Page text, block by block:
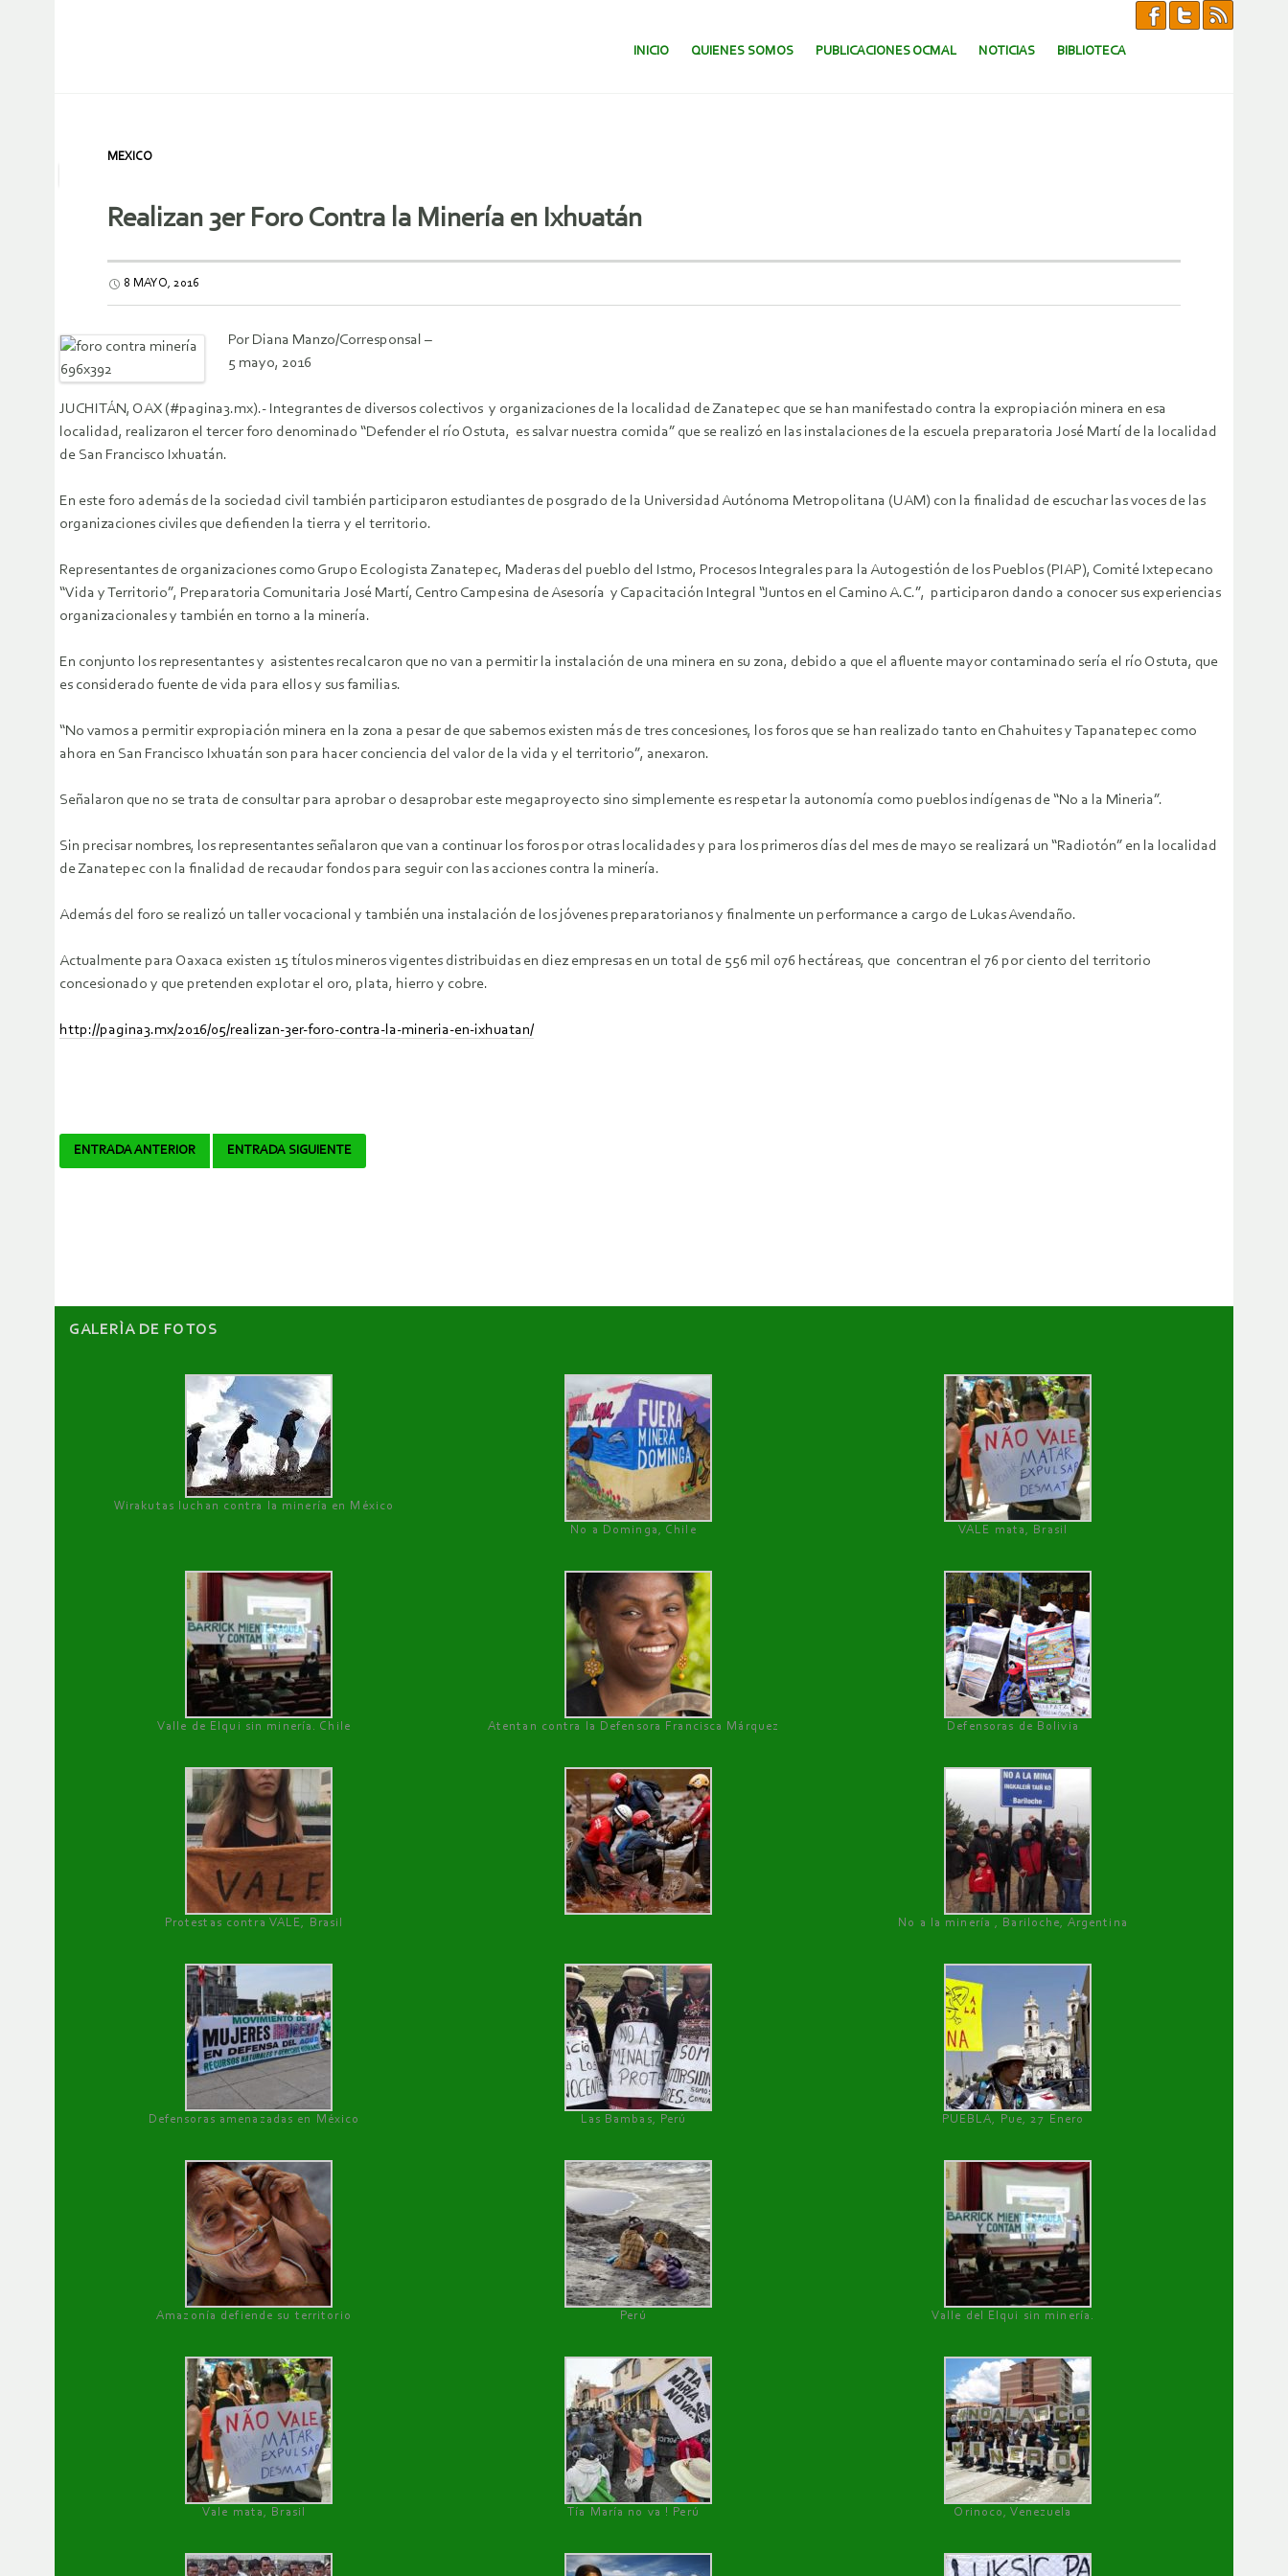
SALTAR AL CONTENIDO.
INICIO QUIENES SOMOS PUBLICACIONES OCMAL NOTICIAS BIBLIOTECA
MEXICO
Realizan 3er Foro Contra la Minería en Ixhuatán
8 MAYO, 2016
Por Diana Manzo/Corresponsal –
5 mayo, 2016
JUCHITÁN, OAX (#pagina3.mx).- Integrantes de diversos colectivos y organizaciones de la localidad de Zanatepec que se han manifestado contra la expropiación minera en esa
localidad, realizaron el tercer foro denominado “Defender el río Ostuta, es salvar nuestra comida” que se realizó en las instalaciones de la escuela preparatoria José Martí de la localidad
de San Francisco Ixhuatán.
En este foro además de la sociedad civil también participaron estudiantes de posgrado de la Universidad Autónoma Metropolitana (UAM) con la finalidad de escuchar las voces de las
organizaciones civiles que defienden la tierra y el territorio.
Representantes de organizaciones como Grupo Ecologista Zanatepec, Maderas del pueblo del Istmo, Procesos Integrales para la Autogestión de los Pueblos (PIAP), Comité Ixtepecano
“Vida y Territorio”, Preparatoria Comunitaria José Martí, Centro Campesina de Asesoría y Capacitación Integral “Juntos en el Camino A.C.”, participaron dando a conocer sus experiencias
organizacionales y también en torno a la minería.
En conjunto los representantes y asistentes recalcaron que no van a permitir la instalación de una minera en su zona, debido a que el afluente mayor contaminado sería el río Ostuta, que
es considerado fuente de vida para ellos y sus familias.
“No vamos a permitir expropiación minera en la zona a pesar de que sabemos existen más de tres concesiones, los foros que se han realizado tanto en Chahuites y Tapanatepec como
ahora en San Francisco Ixhuatán son para hacer conciencia del valor de la vida y el territorio”, anexaron.
Señalaron que no se trata de consultar para aprobar o desaprobar este megaproyecto sino simplemente es respetar la autonomía como pueblos indígenas de “No a la Mineria”.
Sin precisar nombres, los representantes señalaron que van a continuar los foros por otras localidades y para los primeros días del mes de mayo se realizará un “Radiotón” en la localidad
de Zanatepec con la finalidad de recaudar fondos para seguir con las acciones contra la minería.
Además del foro se realizó un taller vocacional y también una instalación de los jóvenes preparatorianos y finalmente un performance a cargo de Lukas Avendaño.
Actualmente para Oaxaca existen 15 títulos mineros vigentes distribuidas en diez empresas en un total de 556 mil 076 hectáreas, que concentran el 76 por ciento del territorio
concesionado y que pretenden explotar el oro, plata, hierro y cobre.
http://pagina3.mx/2016/05/realizan-3er-foro-contra-la-mineria-en-ixhuatan/
Navegador
ENTRADA ANTERIOR ENTRADA SIGUIENTE
GALERÌA DE FOTOS
Wirakutas luchan contra la minería en México
No a Dominga, Chile
VALE mata, Brasil
Valle de Elqui sin minería. Chile Atentan contra la Defensora Francisca Márquez Defensoras de Bolivia
Protestas contra VALE, Brasil No a la minería , Bariloche, Argentina
Defensoras amenazadas en México Las Bambas, Perú PUEBLA, Pue, 27 Enero
Amazonía defiende su territorio Perú Valle del Elqui sin minería.
Vale mata, Brasil Tía María no va ! Perú Orinoco, Venezuela